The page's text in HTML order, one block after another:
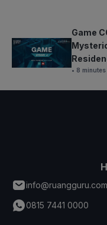
Game
• 8 minutes
info@ruangguru.com
0815 7441 0000